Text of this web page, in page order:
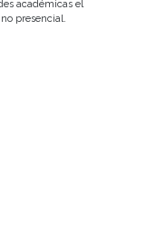
académicas el
presencial.